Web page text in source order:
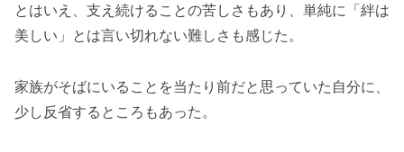
とはいえ、支え続けることの苦しさもあり、単純に「絆は
美しい」とは言い切れない難しさも感じた。
家族がそばにいることを当たり前だと思っていた自分に、
少し反省するところもあった。